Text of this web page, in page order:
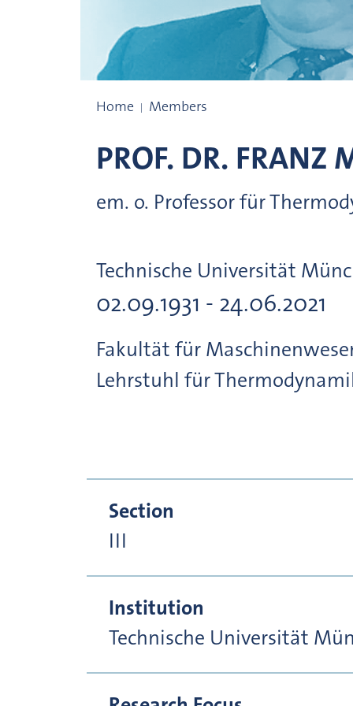
Home Members
PROF. DR. FRANZ
em. o. Professor für
Technische Universität
02.09.1931 - 24.06.2021
Fakultät für
Lehrstuhl für
Section
III
Institution
Technische Universität